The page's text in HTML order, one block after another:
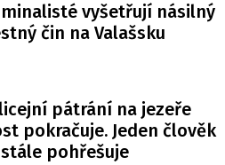
vyšetřují násilný
čin na Valašsku
pátrání na jezeře
pokračuje. Jeden člověk
pohřešuje